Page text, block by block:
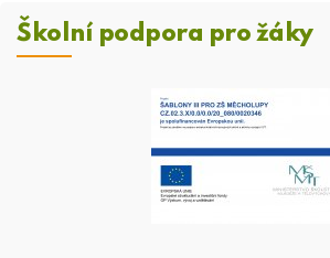
Školní podpora pro žáky